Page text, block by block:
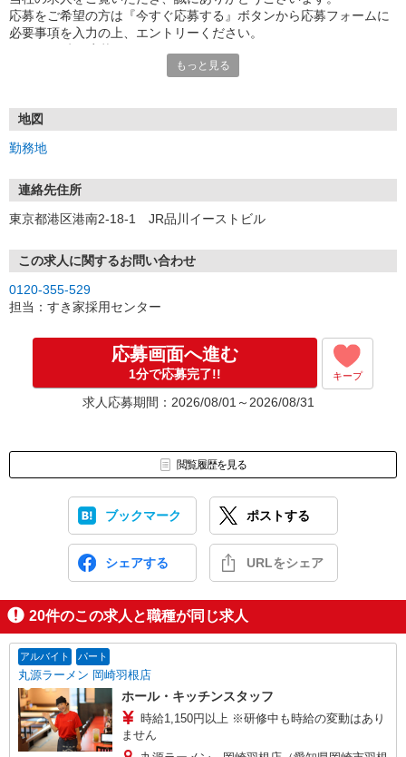
応募をご希望の方は『今すぐ応募する』ボタンから応募フォームに
必要事項を入力の上、エントリーください。
号」など
もっと見る
地図
勤務地
連絡先住所
東京都港区港南2-18-1 JR品川イーストビル
この求人に関するお問い合わせ
0120-355-529
担当：すき家採用センター
応募画面へ進む
1分で応募完了!! キープ
求人応募期間：2026/08/01～2026/08/31
閲覧履歴を見る
ブックマーク ポストする
シェアする URLをシェア
20件のこの求人と職種が同じ求人
アルバイト パート
丸源ラーメン 岡崎羽根店
ホール・キッチンスタッフ
時給1,150円以上 ※研修中も時給の変動はあり
ません